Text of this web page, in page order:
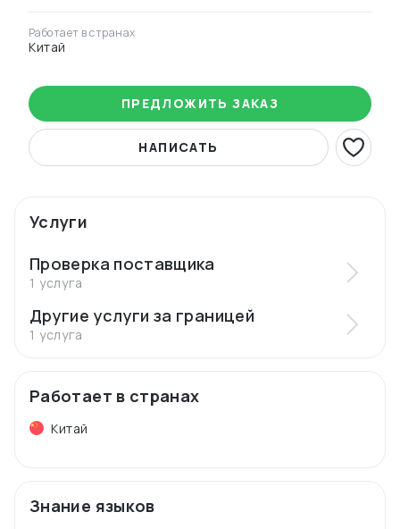
Работает в странах
Китай
ПРЕДЛОЖИТЬ ЗАКАЗ
НАПИСАТЬ
Услуги
Проверка поставщика
1 услуга
Другие услуги за границей
1 услуга
Работает в странах
Китай
Знание языков